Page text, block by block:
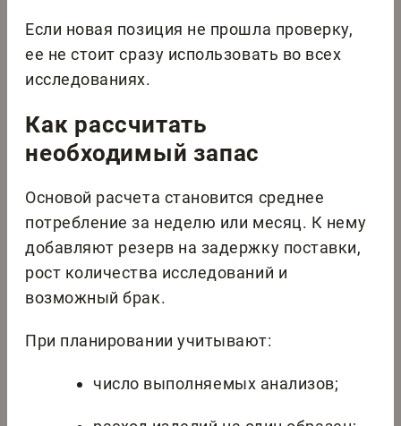
Если новая позиция не прошла проверку,
ее не стоит сразу использовать во всех
исследованиях.
Как рассчитать
необходимый запас
Основой расчета становится среднее
потребление за неделю или месяц. К нему
добавляют резерв на задержку поставки,
рост количества исследований и
возможный брак.
При планировании учитывают:
число выполняемых анализов;